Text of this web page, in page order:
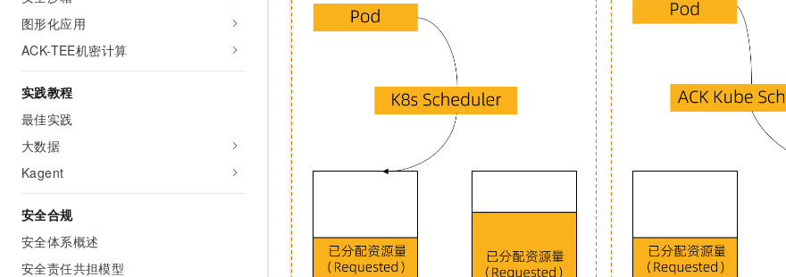
图形化应用
ACK-TEE机密计算
实践教程
最佳实践
大数据
Kagent
安全合规
安全体系概述
安全责任共担模型